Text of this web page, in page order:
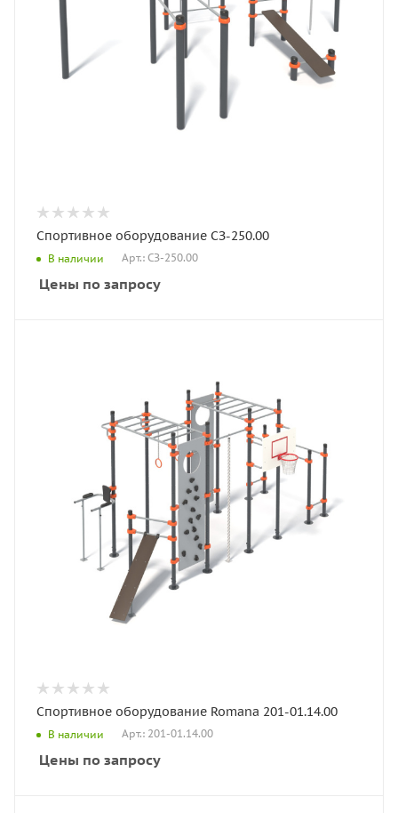
Спортивное оборудование СЗ-250.00
В наличии Арт.: СЗ-250.00
Цены по запросу
Спортивное оборудование Romana 201-01.14.00
В наличии Арт.: 201-01.14.00
Цены по запросу